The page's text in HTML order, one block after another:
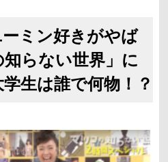
ミン好きがやば
らない世界」に
生は誰で何物！？